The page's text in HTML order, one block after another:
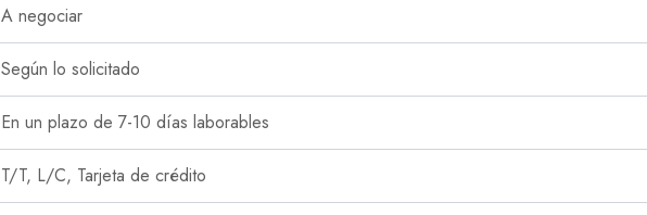
A negociar
Según lo solicitado
En un plazo de 7-10 días laborables
T/T, L/C, Tarjeta de crédito